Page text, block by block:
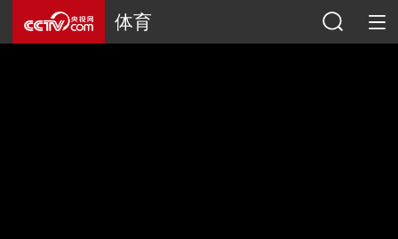
体育